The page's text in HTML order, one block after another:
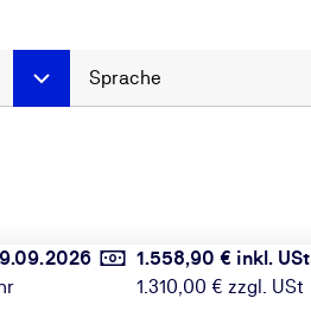
Sprache
1.558,90 € inkl. USt
1.310,00 € zzgl. USt